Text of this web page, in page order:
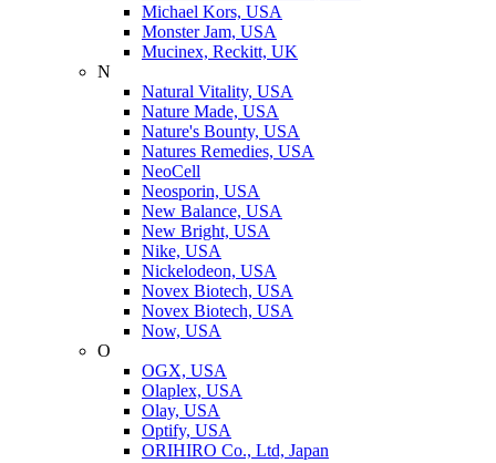
Michael Kors, USA
Monster Jam, USA
Mucinex, Reckitt, UK
N
Natural Vitality, USA
Nature Made, USA
Nature's Bounty, USA
Natures Remedies, USA
NeoCell
Neosporin, USA
New Balance, USA
New Bright, USA
Nike, USA
Niсkelodeon, USA
Novex Biotech, USA
Novex Biotech, USA
Now, USA
O
OGX, USA
Olaplex, USA
Olay, USA
Optify, USA
ORIHIRO Co., Ltd, Japan